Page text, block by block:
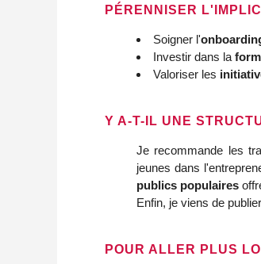
PÉRENNISER
Soigner l'
Investir dans la
Valoriser les
Y A-T-IL UNE
Je recommande les
jeunes dans
publics populaires
Enfin, je viens de
POUR ALLER PLUS